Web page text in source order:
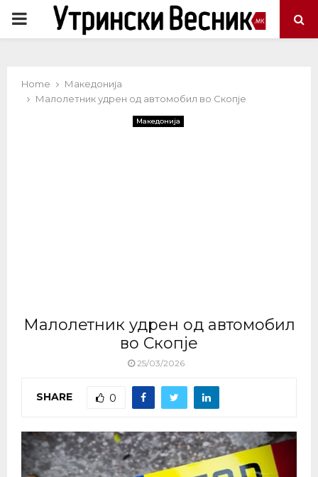
PRIMARY
Home
Македонија
Малолетник удрен од автомобил во Скопје
Македонија
Малолетник удрен од автомобил
во Скопје
25/03/2026
SHARE 0